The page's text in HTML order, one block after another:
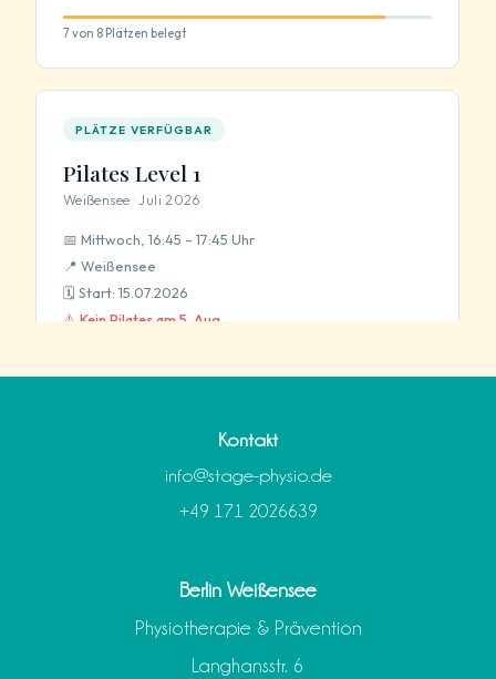
Kontakt
info@stage-physio.de
+49 171 2026639
Berlin Weißensee
Physiotherapie & Prävention
Langhansstr. 6